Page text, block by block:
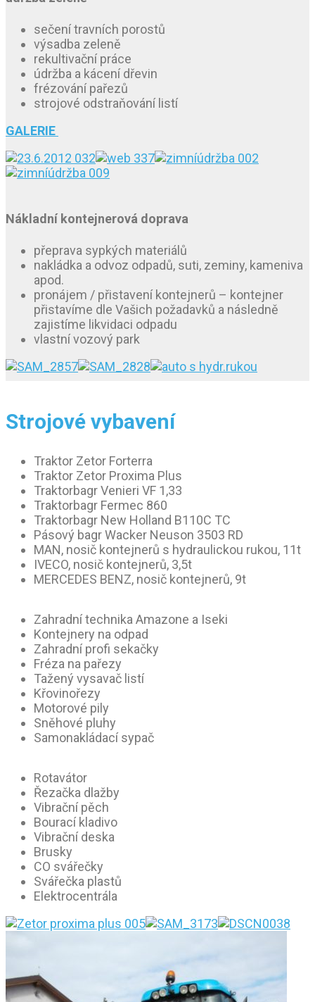
sečení travních porostů
výsadba zeleně
rekultivační práce
údržba a kácení dřevin
frézování pařezů
strojové odstraňování listí
GALERIE
Nákladní kontejnerová doprava
přeprava sypkých materiálů
nakládka a odvoz odpadů, suti, zeminy, kameniva
apod.
pronájem / přistavení kontejnerů – kontejner
přistavíme dle Vašich požadavků a následně
zajistíme likvidaci odpadu
vlastní vozový park
Strojové vybavení
Traktor Zetor Forterra
Traktor Zetor Proxima Plus
Traktorbagr Venieri VF 1,33
Traktorbagr Fermec 860
Traktorbagr New Holland B110C TC
Pásový bagr Wacker Neuson 3503 RD
MAN, nosič kontejnerů s hydraulickou rukou, 11t
IVECO, nosič kontejnerů, 3,5t
MERCEDES BENZ, nosič kontejnerů, 9t
Zahradní technika Amazone a Iseki
Kontejnery na odpad
Zahradní profi sekačky
Fréza na pařezy
Tažený vysavač listí
Křovinořezy
Motorové pily
Sněhové pluhy
Samonakládací sypač
Rotavátor
Řezačka dlažby
Vibrační pěch
Bourací kladivo
Vibrační deska
Brusky
CO svářečky
Svářečka plastů
Elektrocentrála